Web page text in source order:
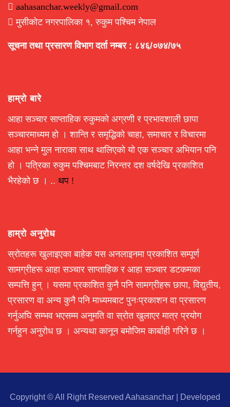
aahasanchar.weekly@gmail.com
मुसीकोट नगरपालिका १, रुकुम पश्चिम नेपाल
सूचना तथा प्रसारण विभाग दर्ता नम्बर : ८४६/०७४/७५
हाम्रो बारे
आहा सञ्चार साप्ताहिक रुकुमको अग्रणी र प्रभावशाली छापा
सञ्चारमाध्यम हो । शान्ति र समृद्धिको चाहा, समाचार र विचारमा
आहा भन्ने मुल नाराका साथ थालिएको यो एक सञ्चार अभियान पनि
हो । पत्रिका रुकुम पश्चिमबाट निरन्तर दश वर्षदेखि प्रकाशित
भैरहेको छ । .. थप !
हाम्रो अनुरोध
स्रोतहरू खुलाइएका बाहेक यस अनलाइनमा प्रकाशित सम्पूर्ण
सामग्रीहरू आहा सञ्चार साप्ताहिक र आहा सञ्चार डटकमका
सम्पत्ति हुन् । यसमा प्रकाशित कुनै पनि सामग्रीहरू छापा, विद्युतीय,
प्रसारण वा अन्य कुनै पनि माध्यमबाट पुनःप्रकाशन वा प्रसारण
गर्नुअघि सम्भव भएसम्म अनुमति वा स्रोत खुलाएर मात्र प्रयोग
गर्नहुन अनुरोध छ । अन्यथा कानून बमोजिम कार्बाही गरिने छ ।
Copyright © All Right Reserved Aahasanchar Developed